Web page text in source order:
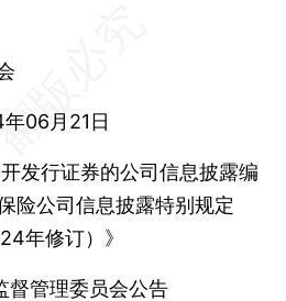
06月21日
发行证券的公司信息披露编
公司信息披露特别规定
年修订）》
督管理委员会公告